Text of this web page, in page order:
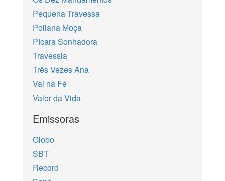
Pequena Travessa
Poliana Moça
Pícara Sonhadora
Travessia
Três Vezes Ana
Vai na Fé
Valor da Vida
Emissoras
Globo
SBT
Record